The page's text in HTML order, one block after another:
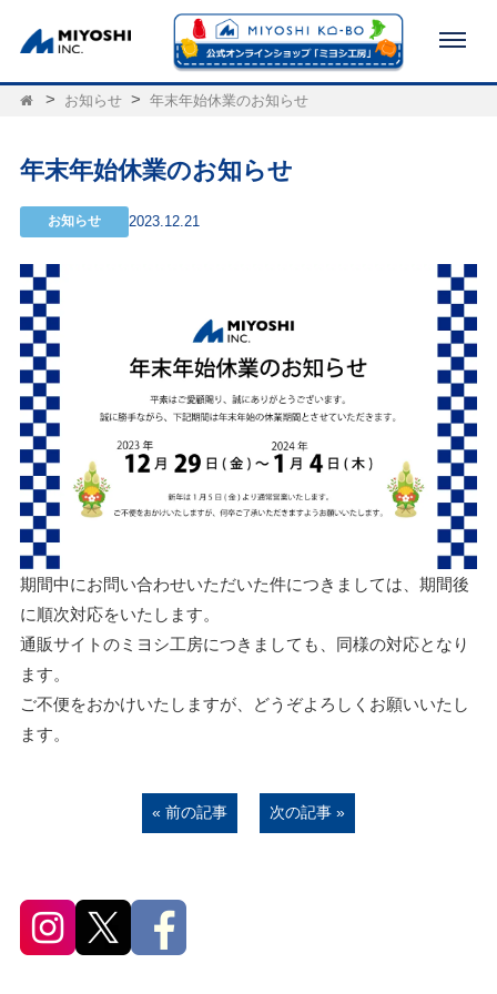
お知らせ 年末年始休業のお知らせ
年末年始休業のお知らせ
お知らせ 2023.12.21
期間中にお問い合わせいただいた件につきましては、期間後
に順次対応をいたします。
通販サイトのミヨシ工房につきましても、同様の対応となり
ます。
ご不便をおかけいたしますが、どうぞよろしくお願いいたし
ます。
« 前の記事 次の記事 »